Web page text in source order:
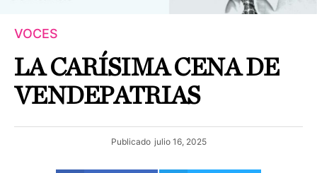
VOCES
LA CARÍSIMA CENA DE
VENDEPATRIAS
Publicado julio 16, 2025